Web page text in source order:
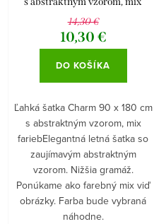
farieb
14,30 €
10,30 €
DO KOŠÍKA
Ľahká šatka Charm 90 x 180 cm
s abstraktným vzorom, mix
fariebElegantná letná šatka so
zaujímavým abstraktným
vzorom. Nižšia gramáž.
Ponúkame ako farebný mix viď
obrázky. Farba bude vybraná
náhodne.